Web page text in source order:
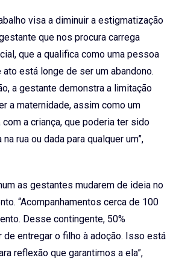
visa a diminuir a estigmatização
que nos procura carrega
que a qualifica como uma pessoa
está longe de ser um abandono.
a gestante demonstra a limitação
a maternidade, assim como um
a criança, que poderia ter sido
rua ou dada para qualquer um”,
as gestantes mudarem de ideia no
“Acompanhamentos cerca de 100
Desse contingente, 50%
de entregar o filho à adoção. Isso está
reflexão que garantimos a ela”,